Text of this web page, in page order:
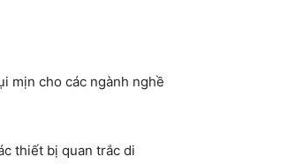
mịn cho các ngành nghề
thiết bị quan trắc di